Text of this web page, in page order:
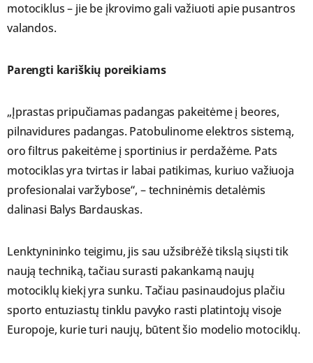
motociklus – jie be įkrovimo gali važiuoti apie pusantros
valandos.
Parengti kariškių poreikiams
„Įprastas pripučiamas padangas pakeitėme į beores,
pilnavidures padangas. Patobulinome elektros sistemą,
oro filtrus pakeitėme į sportinius ir perdažėme. Pats
motociklas yra tvirtas ir labai patikimas, kuriuo važiuoja
profesionalai varžybose“, – techninėmis detalėmis
dalinasi Balys Bardauskas.
Lenktynininko teigimu, jis sau užsibrėžė tikslą siųsti tik
naują techniką, tačiau surasti pakankamą naujų
motociklų kiekį yra sunku. Tačiau pasinaudojus plačiu
sporto entuziastų tinklu pavyko rasti platintojų visoje
Europoje, kurie turi naujų, būtent šio modelio motociklų.